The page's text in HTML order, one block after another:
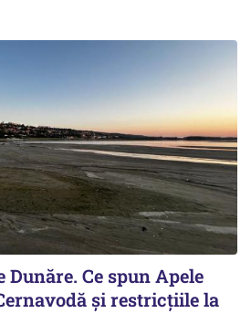
Ce spun Apele
și restricțiile la